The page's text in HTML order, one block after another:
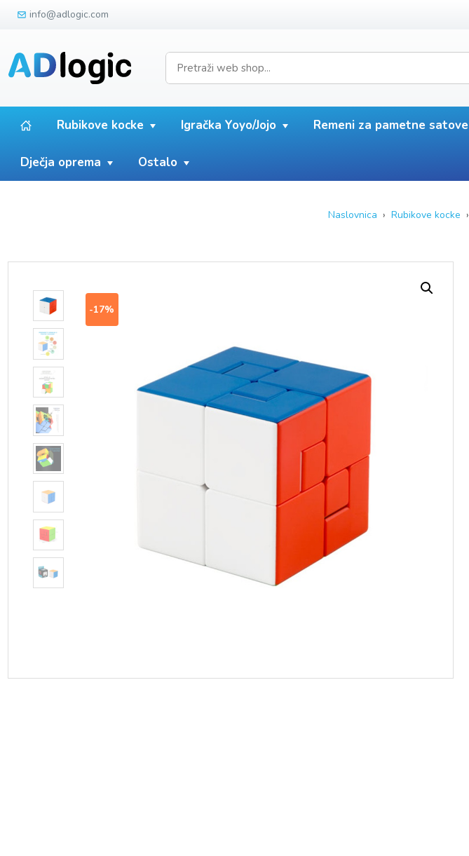
info@adlogic.com
Rubikove kocke Igračka Yoyo/Jojo Remeni za pametne satove
Dječja oprema Ostalo
Naslovnica › Rubikove kocke ›
-17%